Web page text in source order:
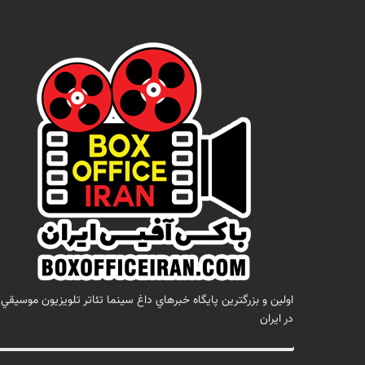
اولين و بزرگترين پايگاه خبرهاي داغ سينما تئاتر تلويزيون موسيقي
در ايران